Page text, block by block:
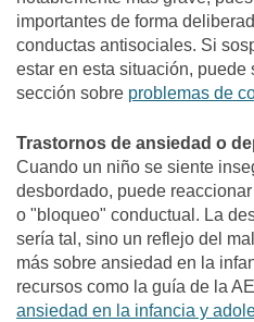
importantes de forma
conductas antisociales. Si
estar en esta situación, puede
sección sobre problemas de
Trastornos de ansiedad o
Cuando un niño se siente
desbordado, puede
o "bloqueo" conductual. La
sería tal, sino un reflejo del
más sobre ansiedad en la
recursos como la guía de la
ansiedad en la infancia y